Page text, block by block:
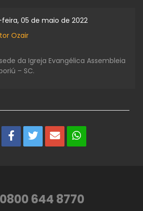
05 de maio de 2022
Ozair
da Igreja Evangélica Assembleia
– SC.
0800 644 8770